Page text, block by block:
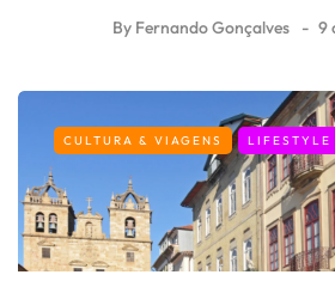
By Fernando Gonçalves 9
CULTURA & VIAGENS LIFESTYLE